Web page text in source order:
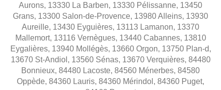
Aurons, 13330 La Barben, 13330 Pélissanne, 13450
Grans, 13300 Salon-de-Provence, 13980 Alleins, 13930
Aureille, 13430 Eyguières, 13113 Lamanon, 13370
Mallemort, 13116 Vernègues, 13440 Cabannes, 13810
Eygalières, 13940 Mollégès, 13660 Orgon, 13750 Plan-d,
13670 St-Andiol, 13560 Sénas, 13670 Verquières, 84480
Bonnieux, 84480 Lacoste, 84560 Ménerbes, 84580
Oppède, 84360 Lauris, 84360 Mérindol, 84360 Puget,